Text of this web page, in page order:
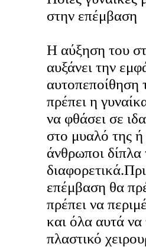
στην επέμβαση
Η αύξηση του
αυξάνει την
αυτοπεποίθηση
πρέπει η
να φθάσει σε
στο μυαλό της ή
άνθρωποι
επέμβαση θα
πρέπει να
και όλα αυτά να
πλαστικό